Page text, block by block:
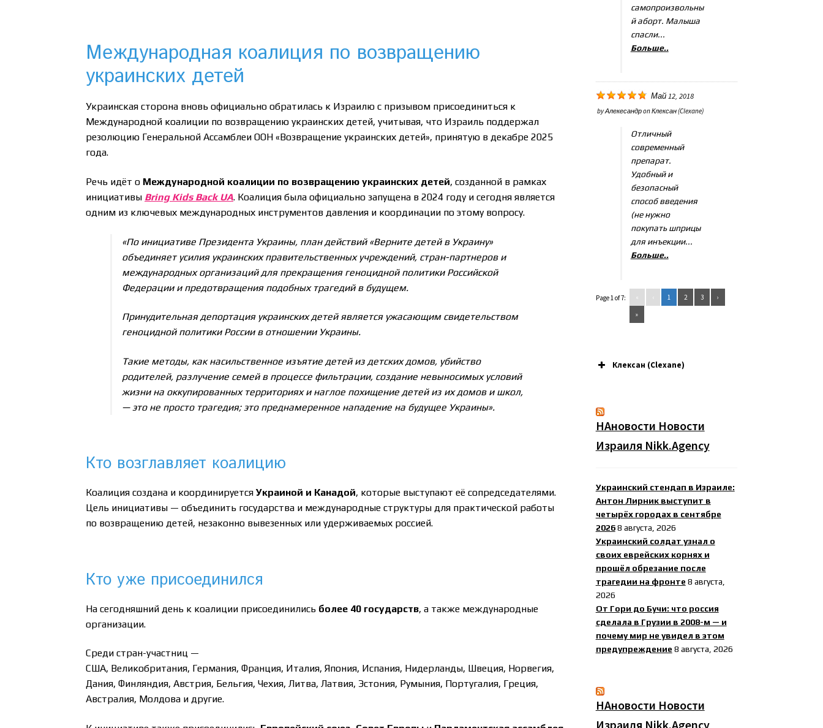
Международная коалиция по возвращению
украинских детей
Украинская сторона вновь официально обратилась к Израилю с призывом присоединиться к
Международной коалиции по возвращению украинских детей, учитывая, что Израиль поддержал
резолюцию Генеральной Ассамблеи ООН «Возвращение украинских детей», принятую в декабре 2025
года.
Речь идёт о Международной коалиции по возвращению украинских детей, созданной в рамках
инициативы Bring Kids Back UA. Коалиция была официально запущена в 2024 году и сегодня является
одним из ключевых международных инструментов давления и координации по этому вопросу.
«По инициативе Президента Украины, план действий «Верните детей в Украину»
объединяет усилия украинских правительственных учреждений, стран-партнеров и
международных организаций для прекращения геноцидной политики Российской
Федерации и предотвращения подобных трагедий в будущем.
Принудительная депортация украинских детей является ужасающим свидетельством
геноцидной политики России в отношении Украины.
Такие методы, как насильственное изъятие детей из детских домов, убийство
родителей, разлучение семей в процессе фильтрации, создание невыносимых условий
жизни на оккупированных территориях и наглое похищение детей из их домов и школ,
— это не просто трагедия; это преднамеренное нападение на будущее Украины».
Кто возглавляет коалицию
Коалиция создана и координируетсяУкраиной и Канадой, которые выступают её сопредседателями.
Цель инициативы — объединить государства и международные структуры для практической работы
по возвращению детей, незаконно вывезенных или удерживаемых россией.
Кто уже присоединился
На сегодняшний день к коалиции присоединились более 40 государств, а также международные
организации.
Среди стран-участниц —
США, Великобритания, Германия, Франция, Италия, Япония, Испания, Нидерланды, Швеция, Норвегия,
Дания, Финляндия, Австрия, Бельгия, Чехия, Литва, Латвия, Эстония, Румыния, Португалия, Греция,
Австралия, Молдова и другие.
самопроизвольны
й аборт. Малыша
спасли...
Больше..
Май 12, 2018
byАлекесандрonКлексан (Clexane)
Отличный
современный
препарат.
Удобный и
безопасный
способ введения
(не нужно
покупать шприцы
для инъекции...
Больше..
Page 1 of 7: ‹ 1 2 3
›
»
Клексан (Clexane)
НАновости Новости
Израиля Nikk.Agency
Украинский стендап в Израиле:
Антон Лирник выступит в
четырёх городах в сентябре
2026 8 августа, 2026
Украинский солдат узнал о
своих еврейских корнях и
прошёл обрезание после
трагедии на фронте 8 августа,
2026
От Гори до Бучи: что россия
сделала в Грузии в 2008-м — и
почему мир не увидел в этом
предупреждение 8 августа, 2026
НАновости Новости
Израиля Nikk.Agency